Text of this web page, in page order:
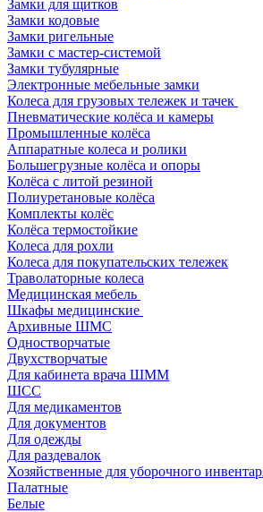
Замки для щитков
Замки кодовые
Замки ригельные
Замки с мастер-системой
Замки тубулярные
Электронные мебельные замки
Колеса для грузовых тележек и тачек
Пневматические колёса и камеры
Промышленные колёса
Аппаратные колеса и ролики
Большегрузные колёса и опоры
Колёса с литой резиной
Полиуретановые колёса
Комплекты колёс
Колёса термостойкие
Колеса для рохли
Колеса для покупательских тележек
Траволаторные колеса
Медицинская мебель
Шкафы медицинские
Архивные ШМС
Одностворчатые
Двухстворчатые
Для кабинета врача ШММ
ШСС
Для медикаментов
Для документов
Для одежды
Для раздевалок
Хозяйственные для уборочного
Палатные
Белые